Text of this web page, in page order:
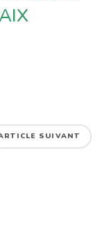
SUIVANT